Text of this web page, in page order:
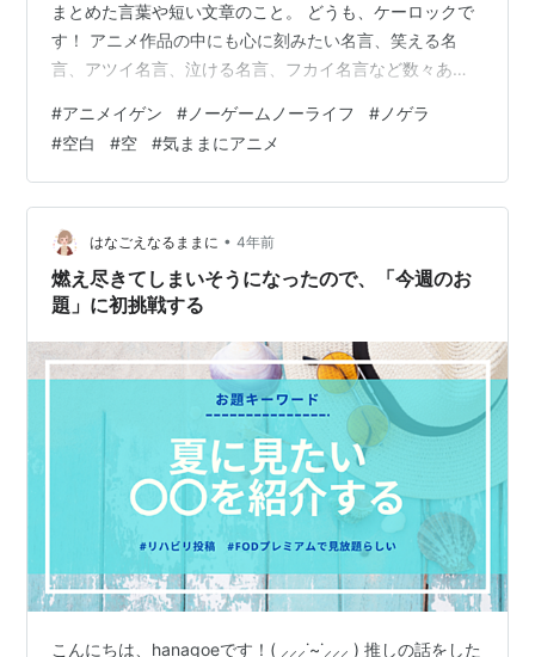
まとめた言葉や短い文章のこと。 どうも、ケーロックで
す！ アニメ作品の中にも心に刻みたい名言、笑える名
言、アツイ名言、泣ける名言、フカイ名言など数々あり
#アニメイゲン # ノーゲームノーライフ # ノゲラ
#空白 #空 #気ままにアニメ
はなごえなるままに • 4年前
燃え尽きてしまいそうになったので、「今週のお
題」に初挑戦する
こんにちは、hanagoeです！( ⸝⸝⸝˙~˙⸝⸝⸝ ) 推しの話をした